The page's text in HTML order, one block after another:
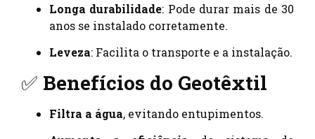
Longa durabilidade: Pode durar mais de 30
anos se instalado corretamente.
Leveza: Facilita o transporte e a instalação.
✅ Benefícios do Geotêxtil
Filtra a água, evitando entupimentos.